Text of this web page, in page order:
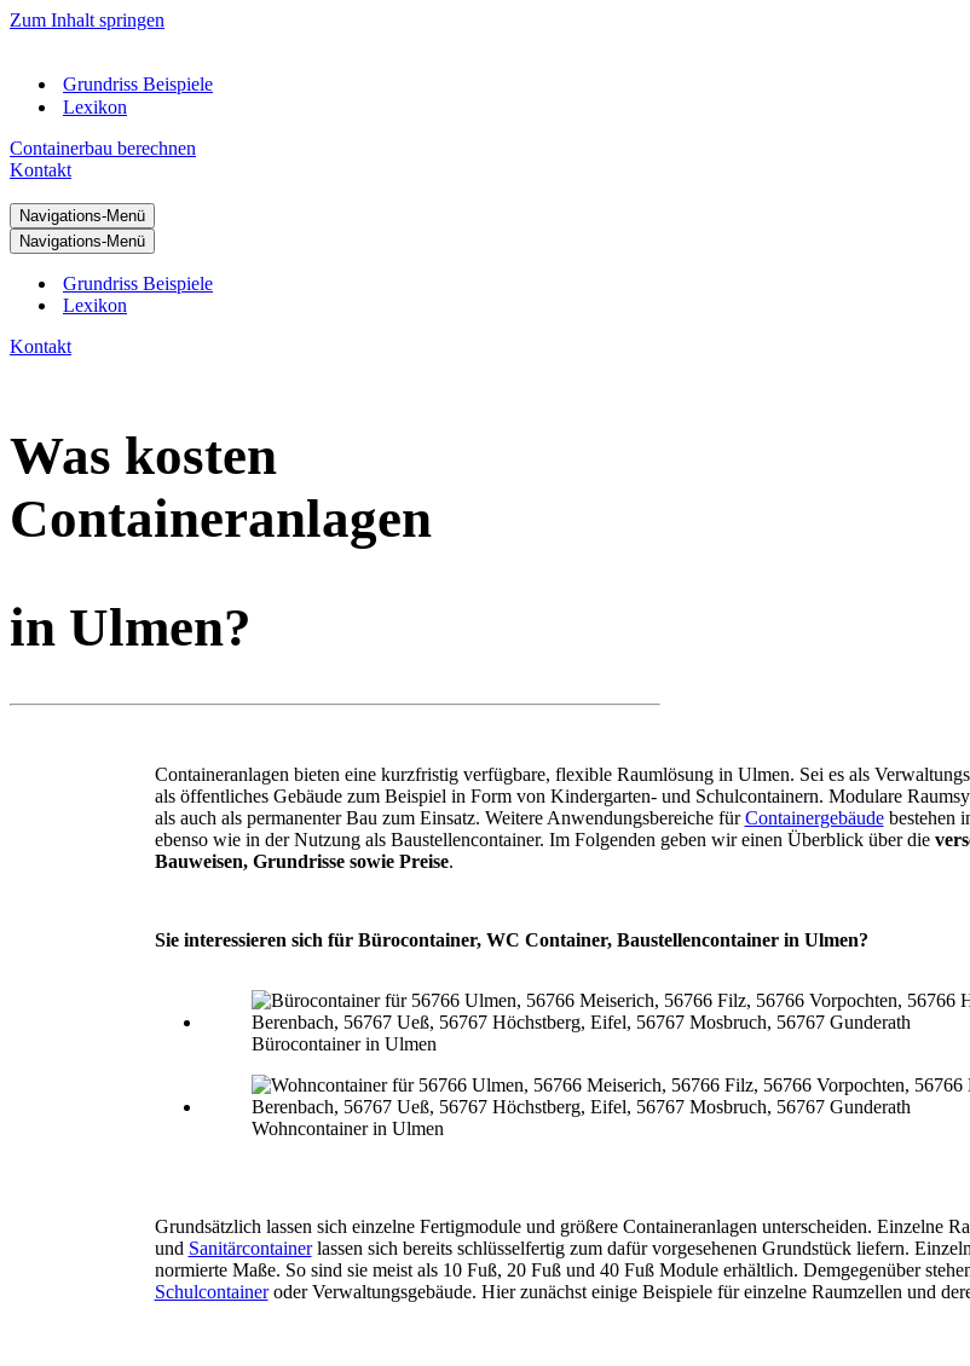
Zum Inhalt springen
Grundriss Beispiele
Lexikon
Containerbau berechnen
Kontakt
Navigations-Menü
Navigations-Menü
Grundriss Beispiele
Lexikon
Kontakt
Was kosten
Containeranlagen
in Ulmen?
Containeranlagen bieten eine kurzfristig verfügbare, flexible Raumlösung in Ulmen. Sei es als
als öffentliches Gebäude zum Beispiel in Form von Kindergarten- und Schulcontainern. Modulare
als auch als permanenter Bau zum Einsatz. Weitere Anwendungsbereiche fürContainergebäudebestehen
ebenso wie in der Nutzung als Baustellencontainer. Im Folgenden geben wir einen Überblick über die
Bauweisen, Grundrisse sowie Preise.
Sie interessieren sich für Bürocontainer, WC Container, Baustellencontainer in Ulmen?
Bürocontainer in Ulmen
Wohncontainer in Ulmen
Grundsätzlich lassen sich einzelne Fertigmodule und größere Containeranlagen unterscheiden. Einzelne
und Sanitärcontainerlassen sich bereits schlüsselfertig zum dafür vorgesehenen Grundstück liefern.
normierte Maße. So sind sie meist als 10 Fuß, 20 Fuß und 40 Fuß Module erhältlich. Demgegenüber
Schulcontaineroder Verwaltungsgebäude. Hier zunächst einige Beispiele für einzelne Raumzellen und